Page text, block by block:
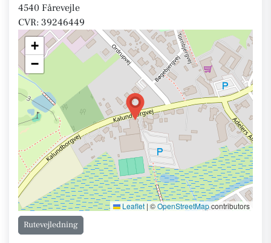
4540 Fårevejle
CVR: 39246449
+
−
Leaflet|©OpenStreetMapcontributors
Rutevejledning